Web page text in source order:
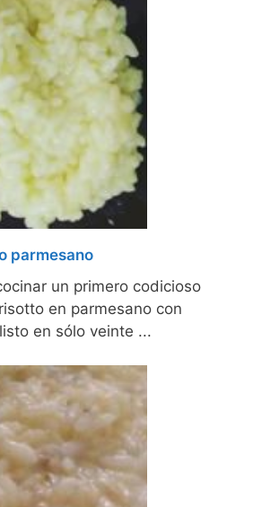
parmesano
un primero codicioso
en parmesano con
en sólo veinte ...